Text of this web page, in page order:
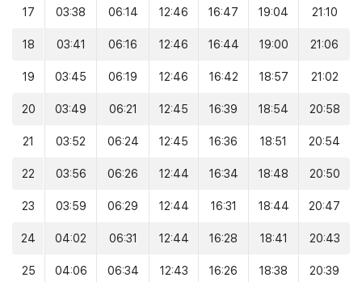
17 03:38 06:14 12:46 16:47 19:04 21:10
18 03:41 06:16 12:46 16:44 19:00 21:06
19 03:45 06:19 12:46 16:42 18:57 21:02
20 03:49 06:21 12:45 16:39 18:54 20:58
21 03:52 06:24 12:45 16:36 18:51 20:54
22 03:56 06:26 12:44 16:34 18:48 20:50
23 03:59 06:29 12:44 16:31 18:44 20:47
24 04:02 06:31 12:44 16:28 18:41 20:43
25 04:06 06:34 12:43 16:26 18:38 20:39